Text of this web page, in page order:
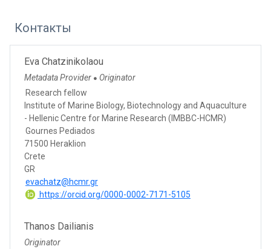
Контакты
Eva Chatzinikolaou
Metadata Provider ● Originator
Research fellow
Institute of Marine Biology, Biotechnology and Aquaculture
- Hellenic Centre for Marine Research (IMBBC-HCMR)
Gournes Pediados
71500 Heraklion
Crete
GR
evachatz@hcmr.gr
https://orcid.org/0000-0002-7171-5105
Thanos Dailianis
Originator